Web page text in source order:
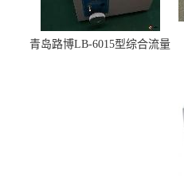
青岛路博LB-6015型综合流量